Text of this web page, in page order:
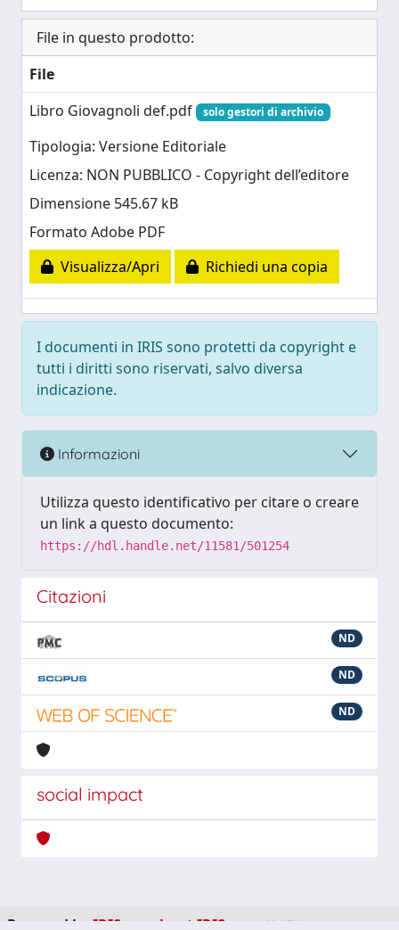
File in questo prodotto:
File
Libro Giovagnoli def.pdf
solo gestori di archivio
Tipologia: Versione Editoriale
Licenza: NON PUBBLICO - Copyright dell’editore
Dimensione 545.67 kB
Formato Adobe PDF
Visualizza/Apri
Richiedi una copia
I documenti in IRIS sono protetti da copyright e
tutti i diritti sono riservati, salvo diversa
indicazione.
Informazioni
Utilizza questo identificativo per citare o creare
un link a questo documento:
https://hdl.handle.net/11581/501254
Citazioni
ND
ND
ND
social impact
Powered by IRIS about IRIS